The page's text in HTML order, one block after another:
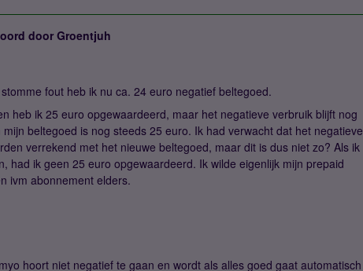
doorGroentjuh
fout heb ik nu ca. 24 euro negatief beltegoed.
heb ik 25 euro opgewaardeerd, maar het negatieve verbruik blijft nog
beltegoed is nog steeds 25 euro. Ik had verwacht dat het negatieve
verrekend met het nieuwe beltegoed, maar dit is dus niet zo? Als ik
had ik geen 25 euro opgewaardeerd. Ik wilde eigenlijk mijn prepaid
ivm abonnement elders.
hoort niet negatief te gaan en wordt als alles goed gaat automatisch